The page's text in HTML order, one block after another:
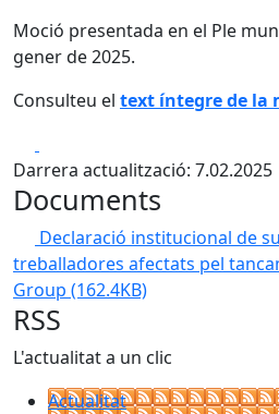
Moció presentada en el Ple
gener de 2025.
Consulteu el text íntegre de la
Darrera actualització:
Documents
Declaració institucional de
treballadores afectats pel
Group (162.4KB)
RSS
L'actualitat a un clic
Actualitat